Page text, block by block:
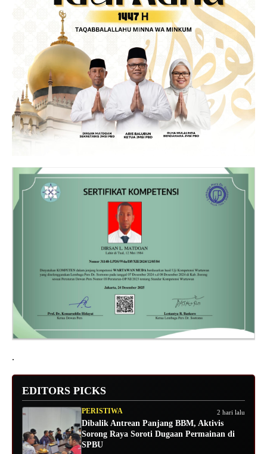
.
EDITORS PICKS
PERISTIWA 2 hari lalu
Dibalik Antrean Panjang BBM, Aktivis
Sorong Raya Soroti Dugaan Permainan di
SPBU